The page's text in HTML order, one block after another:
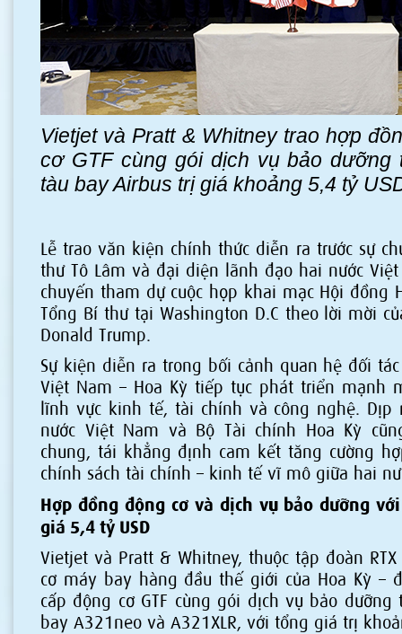
Vietjet và Pratt & Whitney trao hợp
cơ GTF cùng gói dịch vụ bảo dưỡng
tàu bay Airbus trị giá khoảng 5,4 tỷ
Lễ trao văn kiện chính thức diễn ra trước sự
thư Tô Lâm và đại diện lãnh đạo hai nước Việt
chuyến tham dự cuộc họp khai mạc Hội đồng
Tổng Bí thư tại Washington D.C theo lời mời
Donald Trump.
Sự kiện diễn ra trong bối cảnh quan hệ đối
Việt Nam – Hoa Kỳ tiếp tục phát triển mạnh
lĩnh vực kinh tế, tài chính và công nghệ. Dịp
nước Việt Nam và Bộ Tài chính Hoa Kỳ
chung, tái khẳng định cam kết tăng cường
chính sách tài chính – kinh tế vĩ mô giữa hai
Hợp đồng động cơ và dịch vụ bảo dưỡng
giá 5,4 tỷ USD
Vietjet và Pratt & Whitney, thuộc tập đoàn
cơ máy bay hàng đầu thế giới của Hoa Kỳ –
cấp động cơ GTF cùng gói dịch vụ bảo
bay A321neo và A321XLR, với tổng giá trị